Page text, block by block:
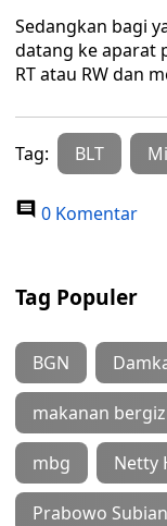
Sedangkan bagi
datang ke aparat
RT atau RW dan
Tag: BLT
0 Komentar
Tag Populer
BGN
makanan
mbg Netty
Prabowo